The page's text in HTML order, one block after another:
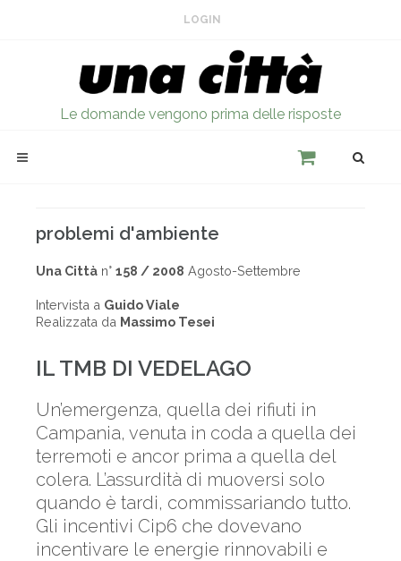
LOGIN
Le domande vengono prima delle risposte
problemi d'ambiente
Una Città n° 158 / 2008 Agosto-Settembre
Intervista a Guido Viale
Realizzata da Massimo Tesei
IL TMB DI VEDELAGO
Un’emergenza, quella dei rifiuti in
Campania, venuta in coda a quella dei
terremoti e ancor prima a quella del
colera. L’assurdità di muoversi solo
quando è tardi, commissariando tutto.
Gli incentivi Cip6 che dovevano
incentivare le energie rinnovabili e